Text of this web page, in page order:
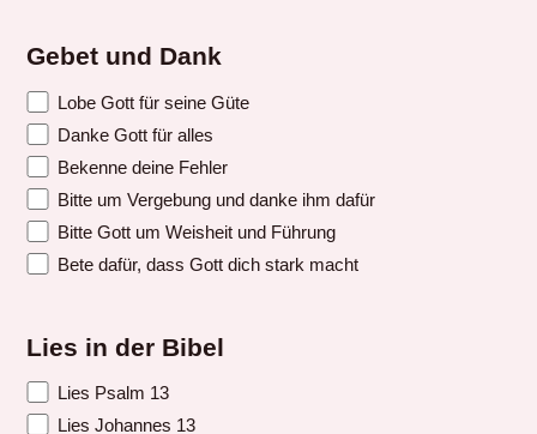
Gebet und Dank
Lobe Gott für seine Güte
Danke Gott für alles
Bekenne deine Fehler
Bitte um Vergebung und danke ihm dafür
Bitte Gott um Weisheit und Führung
Bete dafür, dass Gott dich stark macht
Lies in der Bibel
Lies Psalm 13
Lies Johannes 13